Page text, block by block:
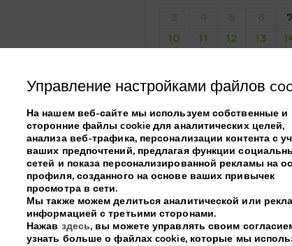
(adults
Wellness
7
10 11 12 13
24 25 26 27
Ночи
Управление настройками файлов
На нашем веб-сайте мы используем собственные и
сторонние файлы cookie для аналитических целей,
анализа веб-трафика, персонализации контента с
ваших предпочтений, предлагая функции
сетей и показа персонализированной рекламы на
профиля, созданного на основе ваших привычек
просмотра в сети.
Мы также можем делиться аналитической или
информацией с третьими сторонами.
Нажав здесь, вы можете управлять своим
узнать больше о файлах cookie, которые мы